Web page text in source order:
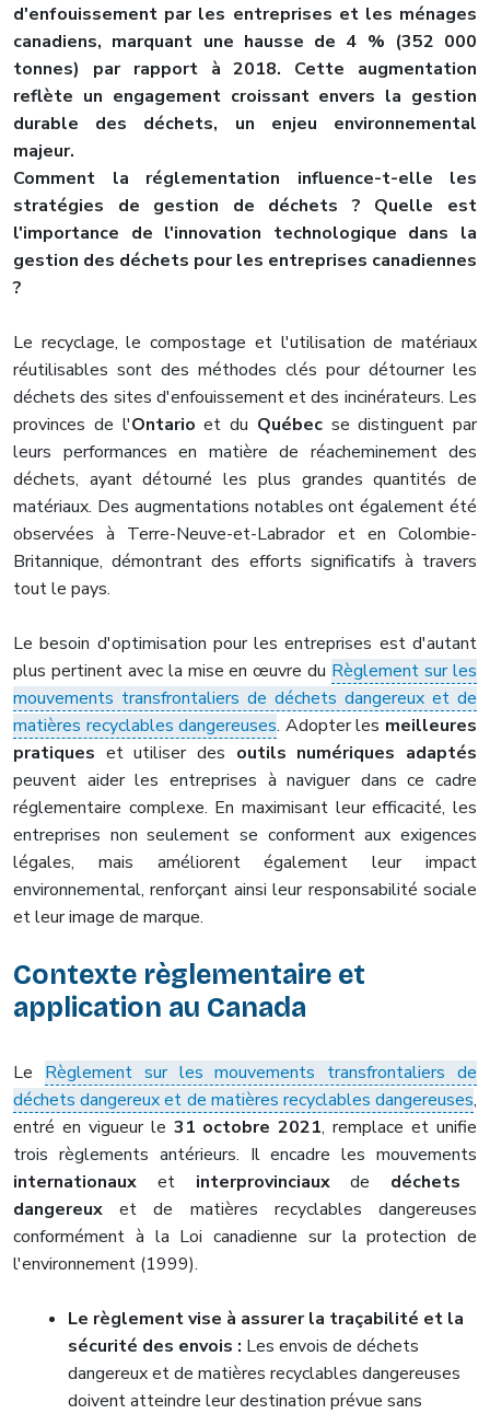
d'enfouissement par les entreprises et les ménages
canadiens, marquant une hausse de 4 % (352 000
tonnes) par rapport à 2018. Cette augmentation
reflète un engagement croissant envers la gestion
durable des déchets, un enjeu environnemental
majeur.
Comment la réglementation influence-t-elle les
stratégies de gestion de déchets ? Quelle est
l'importance de l'innovation technologique dans la
gestion des déchets pour les entreprises canadiennes
?
Le recyclage, le compostage et l'utilisation de matériaux
réutilisables sont des méthodes clés pour détourner les
déchets des sites d'enfouissement et des incinérateurs. Les
provinces de l'Ontario et du Québecse distinguent par
leurs performances en matière de réacheminement des
déchets, ayant détourné les plus grandes quantités de
matériaux. Des augmentations notables ont également été
observées à Terre-Neuve-et-Labrador et en Colombie-
Britannique, démontrant des efforts significatifs à travers
tout le pays.
Le besoin d'optimisation pour les entreprises est d'autant
plus pertinent avec la mise en œuvre du Règlement sur les
mouvements transfrontaliers de déchets dangereux et de
matières recyclables dangereuses. Adopter les meilleures
pratiques et utiliser des outils numériques adaptés
peuvent aider les entreprises à naviguer dans ce cadre
réglementaire complexe. En maximisant leur efficacité, les
entreprises non seulement se conforment aux exigences
légales, mais améliorent également leur impact
environnemental, renforçant ainsi leur responsabilité sociale
et leur image de marque.
Contexte règlementaire et
application au Canada
Le Règlement sur les mouvements transfrontaliers de
déchets dangereux et de matières recyclables dangereuses,
entré en vigueur le 31 octobre 2021, remplace et unifie
trois règlements antérieurs. Il encadre les mouvements
internationaux etinterprovinciauxde déchets
dangereux et de matières recyclables dangereuses
conformément à la Loi canadienne sur la protection de
l'environnement (1999).
Le règlement vise à assurer la traçabilité et la
sécurité des envois : Les envois de déchets
dangereux et de matières recyclables dangereuses
doivent atteindre leur destination prévue sans